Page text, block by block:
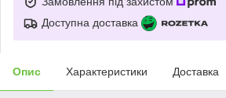
Доступна доставка
Опис Характеристики Доставка